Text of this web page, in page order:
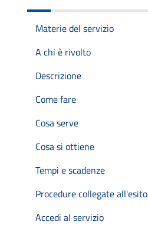
Materie del servizio
A chi è rivolto
Descrizione
Come fare
Cosa serve
Cosa si ottiene
Tempi e scadenze
Procedure collegate all'esito
Accedi al servizio